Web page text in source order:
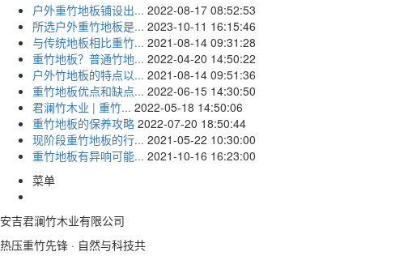
户外重竹地板铺设出... 2022-08-17 08:52:53
所选户外重竹地板是... 2023-10-11 16:15:46
与传统地板相比重竹... 2021-08-14 09:31:28
重竹地板？普通竹地... 2022-04-20 14:50:22
户外竹地板的特点以... 2021-08-14 09:51:36
重竹地板优点和缺点... 2022-06-15 14:30:50
君澜竹木业 | 重竹... 2022-05-18 14:50:06
重竹地板的保养攻略 2022-07-20 18:50:44
现阶段重竹地板的行... 2021-05-22 10:30:00
重竹地板有异响可能... 2021-10-16 16:23:00
菜单
安吉君澜竹木业有限公司
热压重竹先锋 · 自然与科技共